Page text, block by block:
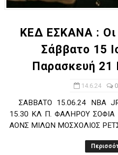
ΚΕΔ ΕΣΚΑΝΑ : Οι
Σάββατο 15
Παρασκευή 21
14.6.24
ΣΑΒΒΑΤΟ 15.06.24 ΝΒΑ
15.30 ΚΛ Π. ΦΑΛΗΡΟΥ ΣΟΦΙΑ
ΑΟΝΣ ΜΙΛΩΝ ΜΟΣΧΟΛΙΟΣ